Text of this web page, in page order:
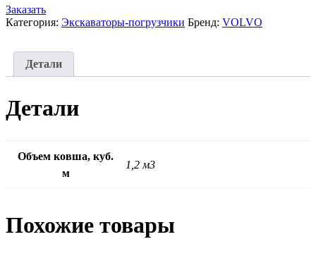
Заказать
Категория: Экскаваторы-погрузчики Бренд: VOLVO
Детали
Детали
Объем ковша, куб.
м
1,2 м3
Похожие товары